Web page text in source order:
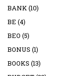
BANK(10)
BE (4)
BEO (5)
BONUS (1)
BOOKS (13)